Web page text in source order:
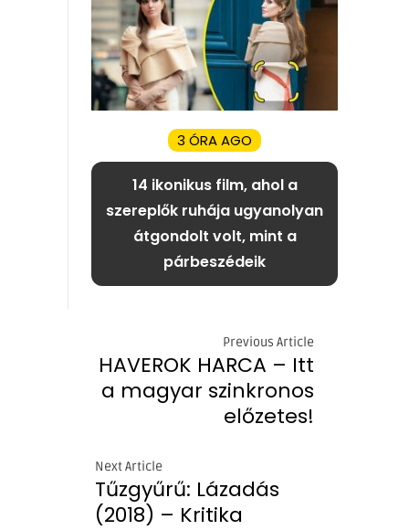
3 ÓRA AGO
14 ikonikus film, ahol a
szereplők ruhája ugyanolyan
átgondolt volt, mint a
párbeszédeik
Previous Article
HAVEROK HARCA – Itt
a magyar szinkronos
előzetes!
Next Article
Tűzgyűrű: Lázadás
(2018) – Kritika